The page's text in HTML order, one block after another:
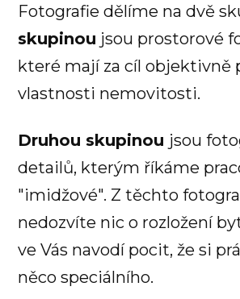
Fotografie dělíme na dvě
skupinou jsou prostorové
které mají za cíl objektivně
vlastnosti nemovitosti.
Druhou skupinou jsou
detailů, kterým říkáme
"imidžové". Z těchto
nedozvíte nic o rozložení
ve Vás navodí pocit, že si
něco speciálního.